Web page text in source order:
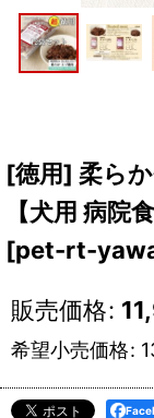
[徳用] 柔ら
【犬用 病院
[pet-rt-
販売価格:
希望小売価格: